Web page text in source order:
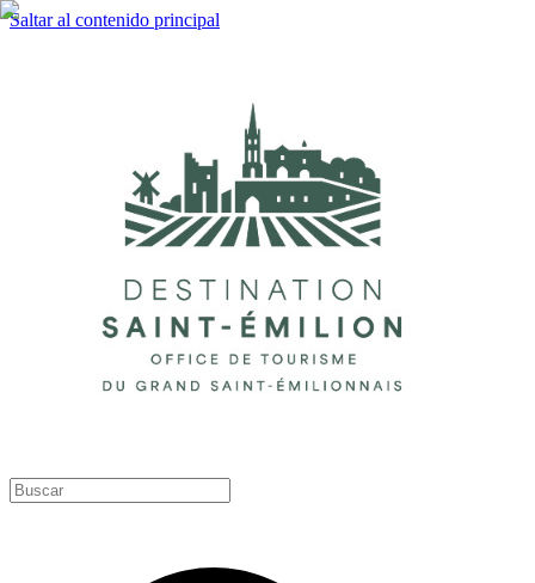
Saltar al contenido principal